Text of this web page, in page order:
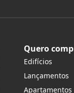
Quero
Edifícios
Lançamentos
Apartamentos